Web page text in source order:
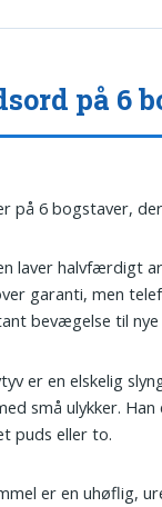
på 6
på 6 bogstaver,
laver halvfærdigt
garanti, men
bevægelse til nye
er en elskelig
små ulykker.
puds eller to.
er en uhøflig,